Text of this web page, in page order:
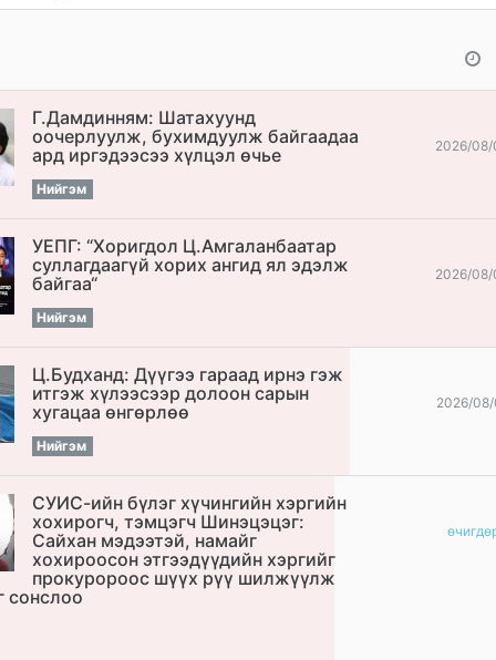
Г.Дамдинням: Шатахуунд
оочерлуулж, бухимдуулж байгаадаа
ард иргэдээсээ хүлцэл өчье
Нийгэм
2026/08/
УЕПГ: “Хоригдол Ц.Амгаланбаатар
cуллагдаагүй хорих ангид ял эдэлж
байгаа“
Нийгэм
2026/08/
Ц.Будханд: Дүүгээ гараад ирнэ гэж
итгэж хүлээсээр долоон сарын
хугацаа өнгөрлөө
Нийгэм
2026/
СУИС-ийн бүлэг хүчингийн хэргийн
хохирогч, тэмцэгч Шинэцэцэг:
Сайхан мэдээтэй, намайг
хохироосон этгээдүүдийн хэргийг
прокуророос шүүх рүү шилжүүлж
сонслоо